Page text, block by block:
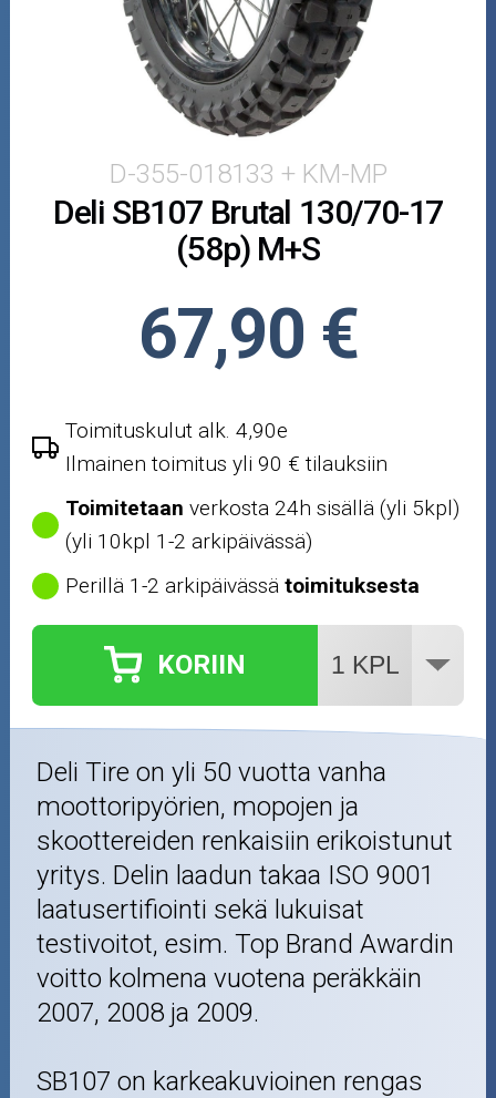
Ajovarusteet
Nastarenkaat
Öljyt ja kemikaalit
Outlet-tuotteet
D-355-018133 + KM-MP
Deli SB107 Brutal 130/70-17
(58p) M+S
67,90 €
Toimituskulut alk. 4,90e
Ilmainen toimitus yli 90 € tilauksiin
Toimitetaan verkosta 24h sisällä (yli 5kpl)
(yli 10kpl 1-2 arkipäivässä)
Perillä 1-2 arkipäivässätoimituksesta
KORIIN
Deli Tire on yli 50 vuotta vanha
moottoripyörien, mopojen ja
skoottereiden renkaisiin erikoistunut
yritys. Delin laadun takaa ISO 9001
laatusertifiointi sekä lukuisat
testivoitot, esim. Top Brand Awardin
voitto kolmena vuotena peräkkäin
2007, 2008 ja 2009.
SB107 on karkeakuvioinen rengas